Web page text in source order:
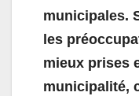
municipales.
les
mieux prises
municipalité,